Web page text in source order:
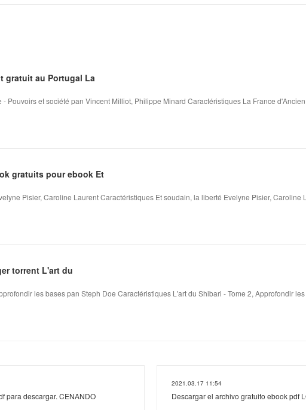
gratuit au Portugal La
- Pouvoirs et société pan Vincent Milliot, Philippe Minard Caractéristiques La France
gratuits pour ebook Et
Pisier, Caroline Laurent Caractéristiques Et soudain, la liberté Evelyne Pisier, Caroline
torrent L'art du
les bases pan Steph Doe Caractéristiques L'art du Shibari - Tome 2, Approfondir
para descargar. CENANDO
2021.03.17 11:54
Descargar el archivo gratuito ebook pdf